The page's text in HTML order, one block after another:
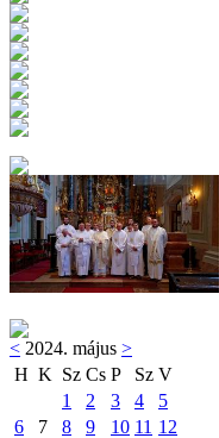
< 2024. május >
H K Sz Cs P Sz V
1
2 3 4
5
6
7 8 9 10 11 12